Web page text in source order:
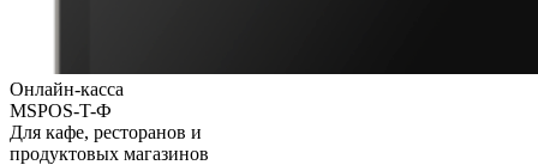
Онлайн-касса
MSPOS-T-Ф
Для кафе, ресторанов и
продуктовых магазинов